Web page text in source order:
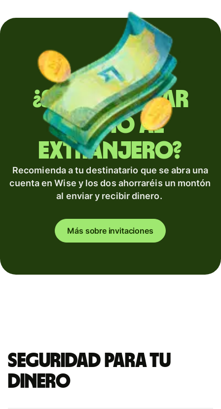
¿Sueles enviar
dinero al
extranjero?
Recomienda a tu destinatario que se abra una
cuenta en Wise y los dos ahorraréis un montón
al enviar y recibir dinero.
Más sobre invitaciones
Seguridad para tu
dinero